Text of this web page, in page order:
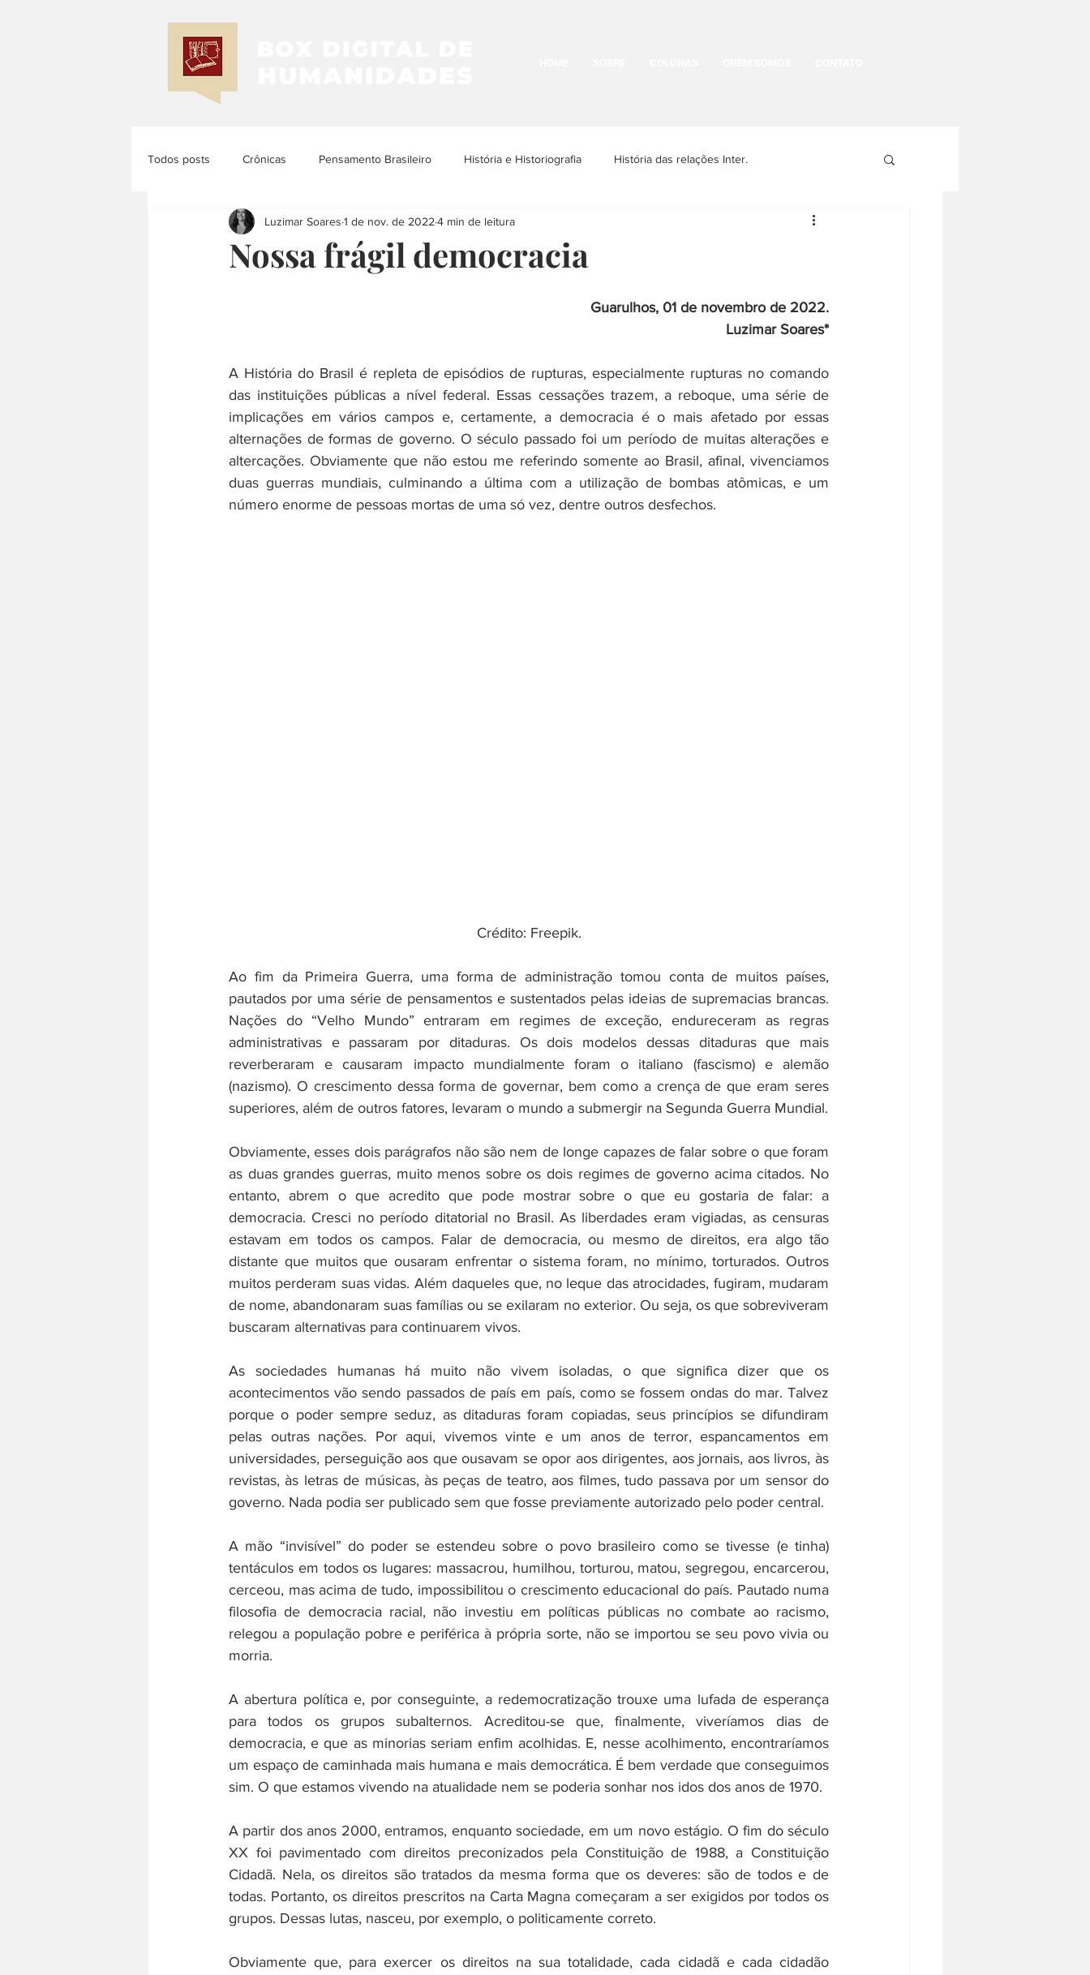
Todos posts Crônicas Pensamento Brasileiro História e Historiografia História das relações Inter.
Memória e História História dos Povos Indígenas História e Cultura LGBTQIA+
História do trabalho Literatura
Nossa frágil democracia
Luzimar Soares 1 de nov. de 2022 4 min de leitura
Guarulhos, 01 de novembro de 2022.
Luzimar Soares*
A História do Brasil é repleta de episódios de rupturas, especialmente rupturas no comando
das instituições públicas a nível federal. Essas cessações trazem, a reboque, uma série de
implicações em vários campos e, certamente, a democracia é o mais afetado por essas
alternações de formas de governo. O século passado foi um período de muitas alterações e
altercações. Obviamente que não estou me referindo somente ao Brasil, afinal, vivenciamos
duas guerras mundiais, culminando a última com a utilização de bombas atômicas, e um
número enorme de pessoas mortas de uma só vez, dentre outros desfechos.
Crédito: Freepik.
Ao fim da Primeira Guerra, uma forma de administração tomou conta de muitos países,
pautados por uma série de pensamentos e sustentados pelas ideias de supremacias brancas.
Nações do “Velho Mundo” entraram em regimes de exceção, endureceram as regras
administrativas e passaram por ditaduras. Os dois modelos dessas ditaduras que mais
reverberaram e causaram impacto mundialmente foram o italiano (fascismo) e alemão
(nazismo). O crescimento dessa forma de governar, bem como a crença de que eram seres
Obviamente, esses dois parágrafos não são nem de longe capazes de falar sobre o que foram
as duas grandes guerras, muito menos sobre os dois regimes de governo acima citados. No
entanto, abrem o que acredito que pode mostrar sobre o que eu gostaria de falar: a
democracia. Cresci no período ditatorial no Brasil. As liberdades eram vigiadas, as censuras
estavam em todos os campos. Falar de democracia, ou mesmo de direitos, era algo tão
distante que muitos que ousaram enfrentar o sistema foram, no mínimo, torturados. Outros
muitos perderam suas vidas. Além daqueles que, no leque das atrocidades, fugiram, mudaram
de nome, abandonaram suas famílias ou se exilaram no exterior. Ou seja, os que sobreviveram
buscaram alternativas para continuarem vivos.
As sociedades humanas há muito não vivem isoladas, o que significa dizer que os
acontecimentos vão sendo passados de país em país, como se fossem ondas do mar. Talvez
porque o poder sempre seduz, as ditaduras foram copiadas, seus princípios se difundiram
pelas outras nações. Por aqui, vivemos vinte e um anos de terror, espancamentos em
universidades, perseguição aos que ousavam se opor aos dirigentes, aos jornais, aos livros, às
revistas, às letras de músicas, às peças de teatro, aos filmes, tudo passava por um sensor do
governo. Nada podia ser publicado sem que fosse previamente autorizado pelo poder central.
A mão “invisível” do poder se estendeu sobre o povo brasileiro como se tivesse (e tinha)
tentáculos em todos os lugares: massacrou, humilhou, torturou, matou, segregou, encarcerou,
cerceou, mas acima de tudo, impossibilitou o crescimento educacional do país. Pautado numa
filosofia de democracia racial, não investiu em políticas públicas no combate ao racismo,
relegou a população pobre e periférica à própria sorte, não se importou se seu povo vivia ou
morria.
A abertura política e, por conseguinte, a redemocratização trouxe uma lufada de esperança
para todos os grupos subalternos. Acreditou-se que, finalmente, viveríamos dias de
democracia, e que as minorias seriam enfim acolhidas. E, nesse acolhimento, encontraríamos
um espaço de caminhada mais humana e mais democrática. É bem verdade que conseguimos
sim. O que estamos vivendo na atualidade nem se poderia sonhar nos idos dos anos de 1970.
A partir dos anos 2000, entramos, enquanto sociedade, em um novo estágio. O fim do século
XX foi pavimentado com direitos preconizados pela Constituição de 1988, a Constituição
Cidadã. Nela, os direitos são tratados da mesma forma que os deveres: são de todos e de
todas. Portanto, os direitos prescritos na Carta Magna começaram a ser exigidos por todos os
grupos. Dessas lutas, nasceu, por exemplo, o politicamente correto.
Obviamente que, para exercer os direitos na sua totalidade, cada cidadã e cada cidadão